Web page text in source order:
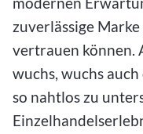
zuverlässige
vertrauen können.
wuchs, wuchs
so nahtlos zu